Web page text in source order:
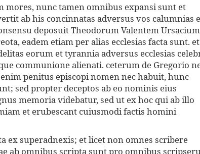
nunc tamen omnibus expansi sunt et
ab his concinnatas adversus vos calumnias
deposuit Theodorum Valentem
eadem etiam per alias ecclesias facta sunt. et
eorum et tyrannia adversus ecclesias
communione alienati. ceterum de Gregorio
penitus episcopi nomen nec habuit, hunc
sed propter deceptos ab eo nominis eius
memoria videbatur, sed ut ex hoc qui ab illo
et erubescant cuiusmodi factis homini
ex superadnexis; et licet non omnes scribere
ab omnibus scripta sunt pro omnibus